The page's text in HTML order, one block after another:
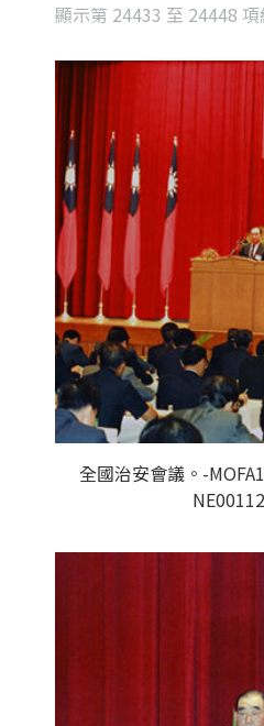
顯示第 24433 至 24448
全國治安會議。-